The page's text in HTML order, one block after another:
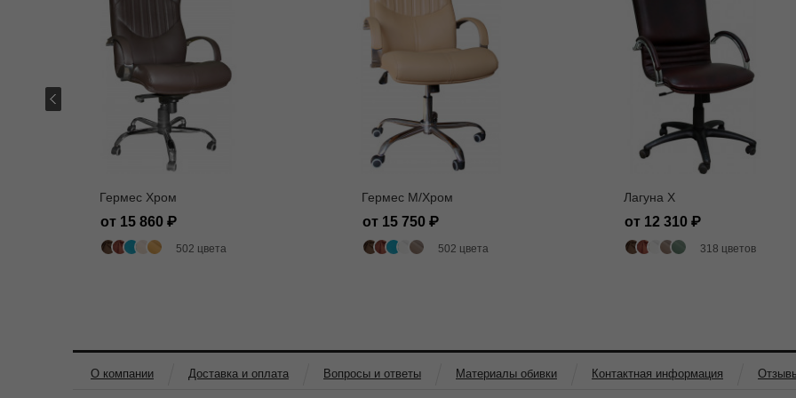
Гермес Хром
от 15 860
502 цвета
Гермес M/Хром
от 15 750
502 цвета
Лагуна X
от 12 310
318 цветов
О компании Доставка и оплата Вопросы и ответы Материалы обивки Контактная информация